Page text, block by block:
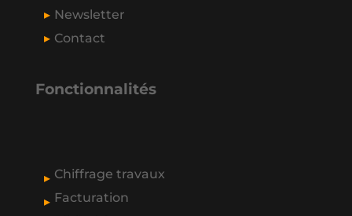
Newsletter
Contact
Fonctionnalités
Chiffrage travaux
Facturation